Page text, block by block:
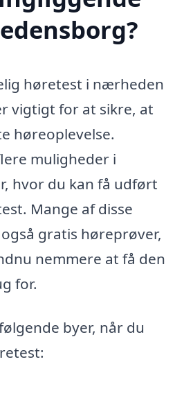
høretest i nærheden
vigtigt for at sikre, at
høreoplevelse.
muligheder i
hvor du kan få udført
Mange af disse
gratis høreprøver,
nemmere at få den
for.
byer, når du